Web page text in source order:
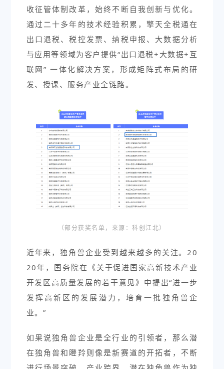
收征管体制改革，始终不断自我创新与优化。
通过二十多年的技术经验积累，擎天全税通在
出口退税、税控发票、纳税申报、大数据分析
与应用等领域为客户提供“出口退税+大数据+互
联网” 一体化解决方案，形成矩阵式布局的研
发、授课、服务产业全链路。
（部分获奖名单，来源：科创江北）
近年来，独角兽企业受到越来越多的关注。20
20年，国务院在《关于促进国家高新技术产业
开发区高质量发展的若干意见》中提出“进一步
发挥高新区的发展潜力，培育一批独角兽企
业。”
如果说独角兽企业是全行业的引领者，那么潜
在独角兽和瞪羚则像是新赛道的开拓者，不断